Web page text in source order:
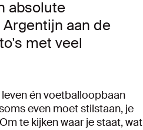
absolute
aan de
met veel
én voetballoopbaan
even moet stilstaan, je
te kijken waar je staat, wat